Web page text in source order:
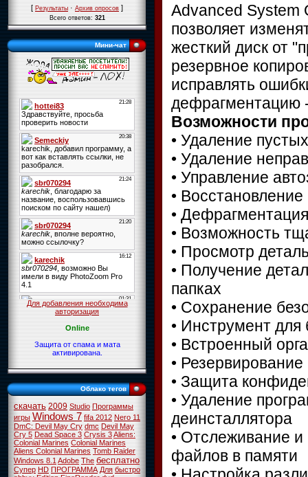
[Результаты·Архив опросов]
Всего ответов:321
Мини-чат
Для добавления необходима
авторизация
Online
Защита от спама и мата
активирована.
Облако тегов
скачать 2009 Studio Программы
игры Windows 7 fifa 2012 Nero 11
DmC: Devil May Cry dmc Devil May
Cry 5 Dead Space 3 Crysis 3Aliens:
Colonial Marines Colonial Marines
Aliens Colonial Marines Tomb Raider
Windows 8.1Adobe The бесплатно
Супер HD ПРОГРАММА Для быстро
Advanced System
позволяет
жесткий диск от
резервное
исправлять
дефрагментацию -
Возможности
• Удаление
• Удаление
• Управление
•
•
• Возможность
• Просмотр
• Получение
папках
• Сохранение
• Инструмент для
• Встроенный
•
• Защита
• Удаление
деинсталлятора
• Отслеживание и
файлов в памяти